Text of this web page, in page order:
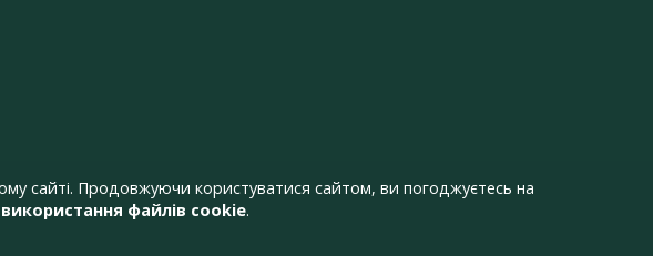
сайті. Продовжуючи користуватися сайтом, ви погоджуєтесь на
використання файлів cookie.